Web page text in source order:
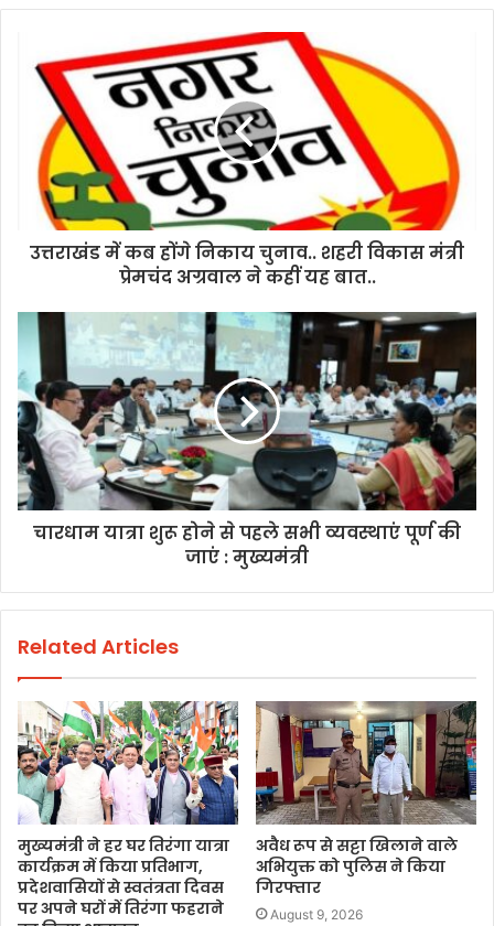
उत्तराखंड में कब होंगे निकाय चुनाव.. शहरी विकास मंत्री
प्रेमचंद अग्रवाल ने कहीं यह बात..
चारधाम यात्रा शुरू होने से पहले सभी व्यवस्थाएं पूर्ण की
जाएं : मुख्यमंत्री
Related Articles
मुख्यमंत्री ने हर घर तिरंगा यात्रा
कार्यक्रम में किया प्रतिभाग,
प्रदेशवासियों से स्वतंत्रता दिवस
पर अपने घरों में तिरंगा फहराने
अवैध रूप से सट्टा खिलाने वाले
अभियुक्त को पुलिस ने किया
गिरफ्तार
August 9, 2026